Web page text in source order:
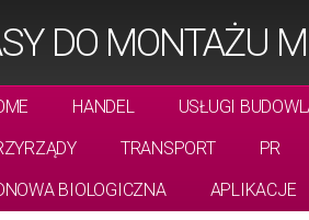
DO MONTAŻU
HANDEL
USŁUGI
TRANSPORT
PR
BIOLOGICZNA
APLIKACJE